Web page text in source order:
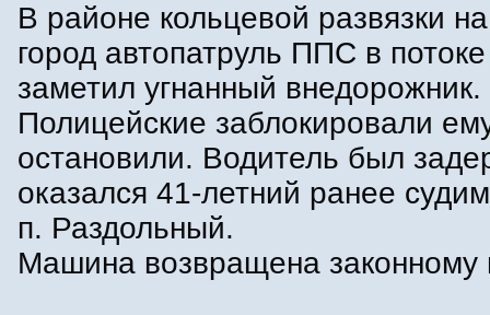
В районе кольцевой развязки
город автопатруль ППС в
заметил угнанный внедорожник.
Полицейские заблокировали
остановили. Водитель был
оказался 41-летний ранее
п. Раздольный.
Машина возвращена законному